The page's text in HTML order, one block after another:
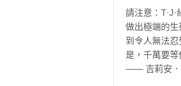
請注意：
做出極端的
到令人無法
是，千萬要等
—— 吉莉安．